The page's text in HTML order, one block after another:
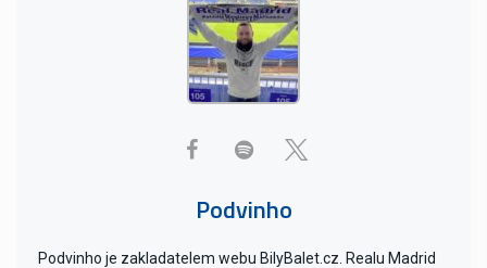
Podvinho
Podvinho je zakladatelem webu BilyBalet.cz. Realu Madrid